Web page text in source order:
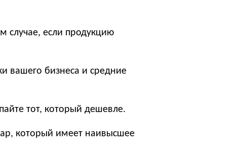
случае, если продукцию
вашего бизнеса и средние
тот, который дешевле.
который имеет наивысшее